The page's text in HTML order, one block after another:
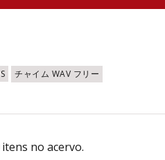
チャイム WAV フリー
itens no acervo.